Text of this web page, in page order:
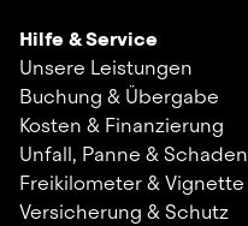
Hilfe & Service
Unsere Leistungen
Buchung & Übergabe
Kosten & Finanzierung
Unfall, Panne & Schaden
Freikilometer & Vignette
Versicherung & Schutz